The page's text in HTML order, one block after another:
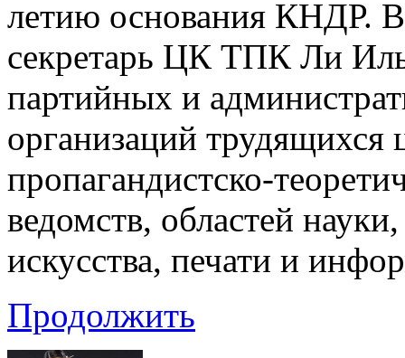
летию основания КНДР.
секретарь ЦК ТПК Ли
партийных и
организаций трудящихся
пропагандистско-
ведомств, областей
искусства, печати и
Продолжить